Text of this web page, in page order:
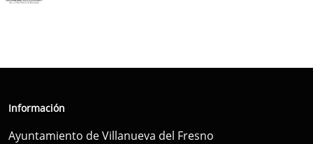
Información
Ayuntamiento de Villanueva del Fresno